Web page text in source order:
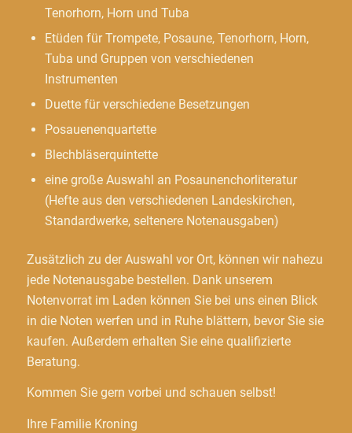
Tenorhorn, Horn und Tuba
Etüden für Trompete, Posaune, Tenorhorn, Horn,
Tuba und Gruppen von verschiedenen
Instrumenten
Duette für verschiedene Besetzungen
Posauenenquartette
Blechbläserquintette
eine große Auswahl an Posaunenchorliteratur
(Hefte aus den verschiedenen Landeskirchen,
Standardwerke, seltenere Notenausgaben)
Zusätzlich zu der Auswahl vor Ort, können wir nahezu
jede Notenausgabe bestellen. Dank unserem
Notenvorrat im Laden können Sie bei uns einen Blick
in die Noten werfen und in Ruhe blättern, bevor Sie sie
kaufen. Außerdem erhalten Sie eine qualifizierte
Beratung.
Kommen Sie gern vorbei und schauen selbst!
Ihre Familie Kroning